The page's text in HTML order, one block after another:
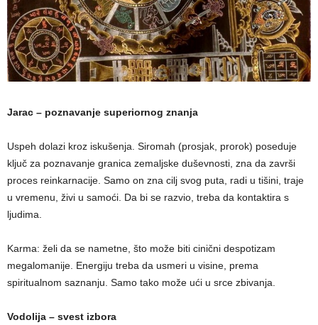
Jarac – poznavanje superiornog znanja
Uspeh dolazi kroz iskušenja. Siromah (prosjak, prorok) poseduje
ključ za poznavanje granica zemaljske duševnosti, zna da završi
proces reinkarnacije. Samo on zna cilj svog puta, radi u tišini, traje
u vremenu, živi u samoći. Da bi se razvio, treba da kontaktira s
ljudima.
Karma: želi da se nametne, što može biti cinični despotizam
megalomanije. Energiju treba da usmeri u visine, prema
spiritualnom saznanju. Samo tako može ući u srce zbivanja.
Vodolija – svest izbora